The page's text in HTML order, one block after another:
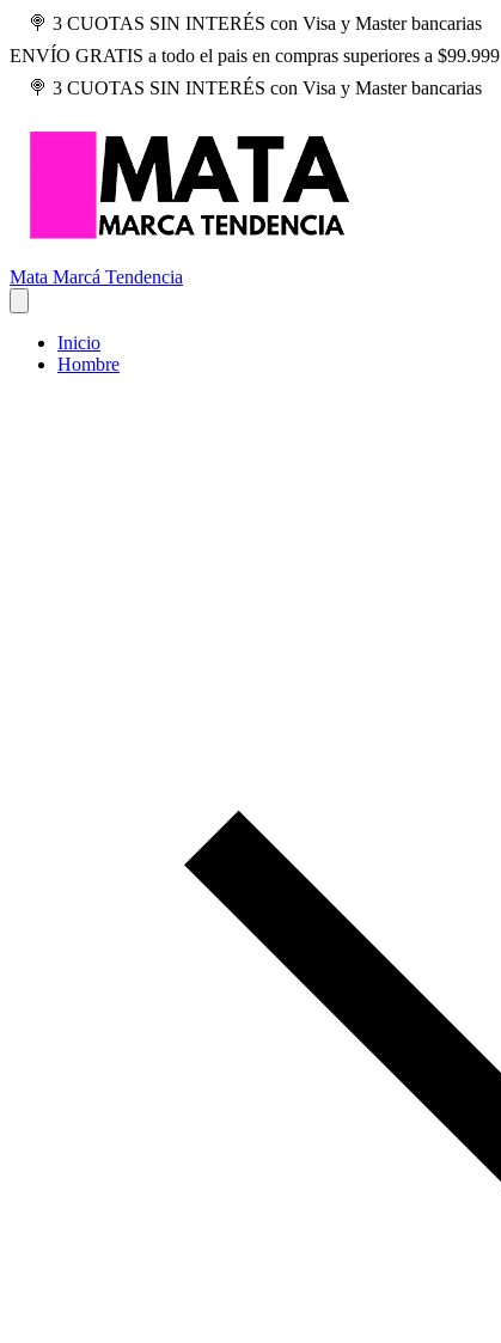
🍭 3 CUOTAS SIN INTERÉS con Visa y Master bancarias
ENVÍO GRATIS a todo el pais en compras superiores a $99.999
🍭 3 CUOTAS SIN INTERÉS con Visa y Master bancarias
Mata Marcá Tendencia
Inicio
Hombre